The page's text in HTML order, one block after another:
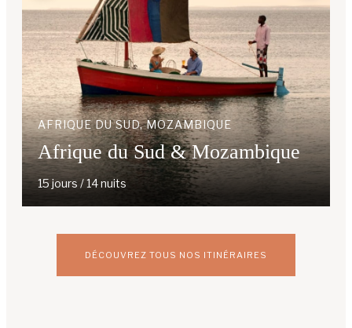
AFRIQUE DU SUD, MOZAMBIQUE
Afrique du Sud & Mozambique
15 jours / 14 nuits
DÉCOUVREZ TOUS NOS ITINÉRAIRES